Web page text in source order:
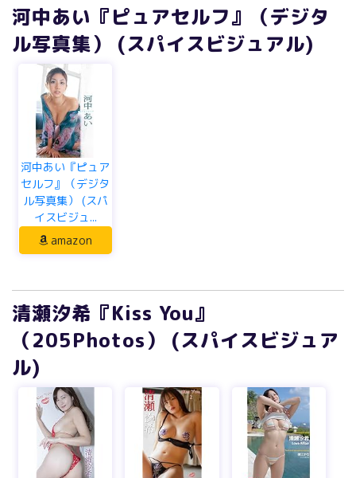
河中あい『ピュアセルフ』（デジタ
ル写真集） (スパイスビジュアル)
河中あい『ピュア
セルフ』（デジタ
ル写真集） (スパ
イスビジュ...
amazon
清瀬汐希『Kiss You』
（205Photos） (スパイスビジュア
ル)